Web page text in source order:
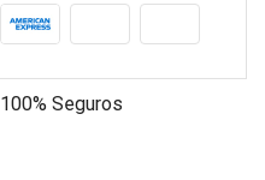
100% Seguros